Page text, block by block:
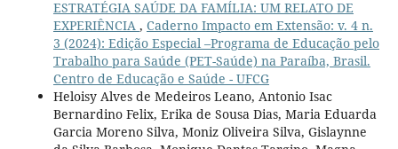
ESTRATÉGIA SAÚDE DA FAMÍLIA: UM RELATO DE
EXPERIÊNCIA , Caderno Impacto em Extensão: v. 4 n.
3 (2024): Edição Especial –Programa de Educação pelo
Trabalho para Saúde (PET-Saúde) na Paraíba, Brasil.
Centro de Educação e Saúde - UFCG
Heloisy Alves de Medeiros Leano, Antonio Isac
Bernardino Felix, Erika de Sousa Dias, Maria Eduarda
Garcia Moreno Silva, Moniz Oliveira Silva, Gislaynne